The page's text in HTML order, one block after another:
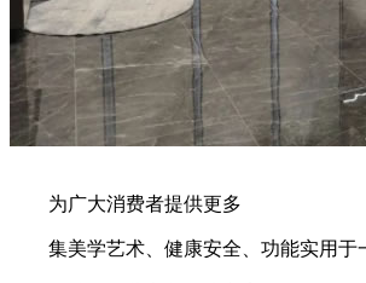
为广大消费者提供更多
集美学艺术、健康安全、功能实用于